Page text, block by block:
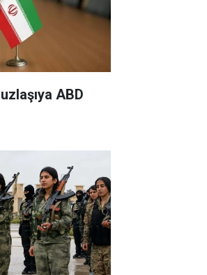
ABD